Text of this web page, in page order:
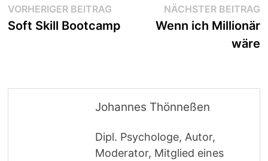
Beitragsnavigation
VORHERIGER BEITRAG Vorheriger
Beitrag:
Soft Skill Bootcamp
NÄCHSTER BEITRAG
Wenn ich Millionär
wäre
Johannes Thönneßen
Dipl. Psychologe, Autor,
Moderator, Mitglied eines